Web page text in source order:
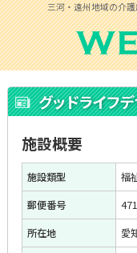
三河・遠州地域の介
グッドライフ
施設概要
施設類型
福
郵便番号
所在地
愛